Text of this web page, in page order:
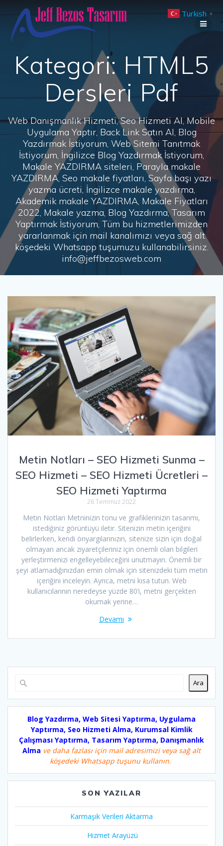
to
Kategori: HTML5
Dersleri Pdf
Web Danışmanlık Hizmeti, Seo Hizmeti Al, Mobile
Uygulama Yaptır, Back Link Satın Al, Blog
Yazdırmak İstiyorum, Web Sitemi Tanıtmak
İstiyorum, İngilizce Blog Yazdırmak İstiyorum,
Makale YAZDIRMA siteleri, Parayla makale
YAZDIRMA, Seo makale fiyatları, Sayfa başı yazı
yazma ücreti, İngilizce makale yazdırma,
Akademik makale YAZDIRMA, Makale Fiyatları
2022, Makale yazma, Blog Yazdırma, Tasarım
Yaptırmak İstiyorum, Tüm bu hizmetlerimizden
yararlanmak için mail kanalımızı veya sağ alt
köşedeki Whatsapp tuşumuzu kullanabilirsiniz.
info@jeffbezosweb.com
Metin Notları – SEO Hizmeti Sunma –
SEO Hizmeti – SEO Hizmeti Ücretleri –
SEO Hizmeti Yaptırma
26 Temmuz 2022
Metin Notları Metninizin tonu ve grafiklerinizin tasarımı,
istediğiniz görüntüyü iletir. Sitenizin metin içeriğini
belirlerken, kendi önyargılarınızın, sitenize sizin için doğal
olmayan ancak ziyaretçileriniz için önemli olan bilgileri
yerleştirmenizi engelleyebileceğini unutmayın. Önemli bir
şeyi atlamadığınızdan emin olmak için sitenizdeki tüm metin
içeriğini inceleyin. Ayrıca, metni kısa tutun. Web
kullanıcılarının neredeyse yüzde 80’i, metni gerçekten
okumak yerine…
Devamı
Ara
Blog Yazdırma, Web Sitesi Yaptırma, Uygulama
Yaptırma, Seo Hizmeti Alma, Kurumsal Kimlik
Çalışması Yaptırma, Tasarım Yaptırma, Danışmanlık
Alma ve daha fazlası için mail adresimizi veya sağ alt
köşedeki Whatsapp tuşunu kullanın.
SON YAZILAR
Karmaşık Verileri Aktarma
Hizmet Arayüzü
Turkish ▼